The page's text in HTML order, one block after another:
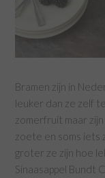
Bramen zijn in
leuker dan ze zelf
zomerfruit maar
zoete en soms iets
groter ze zijn hoe
Sinaasappel Bundt